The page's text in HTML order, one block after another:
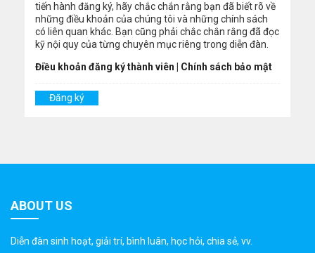
tiến hành đăng ký, hãy chắc chắn rằng bạn đã biết rõ về
những điều khoản của chúng tôi và những chính sách
có liên quan khác. Bạn cũng phải chắc chắn rằng đã đọc
kỹ nội quy của từng chuyên mục riêng trong diễn đàn.
Điều khoản đăng ký thành viên
Chính sách bảo mật
Đăng ký
ABOUT US
Diễn đàn sinh hoạt, giải trí, bình luân, học hỏi, chia sẻ, vv.